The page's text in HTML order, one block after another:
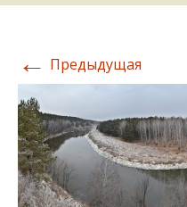
← Предыдущая